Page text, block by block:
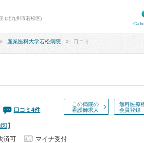
(北九州市若松区)
産業医科大学若松病院 口コミ
この病院の
看護師求人
無料医療
会員登録
口コミ 4件
】
済可
マイナ受付